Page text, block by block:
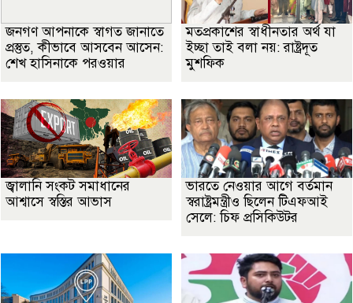
জনগণ আপনাকে স্বাগত জানাতে
প্রস্তুত, কীভাবে আসবেন আসেন:
শেখ হাসিনাকে পরওয়ার
মতপ্রকাশের স্বাধীনতার অর্থ যা
ইচ্ছা তাই বলা নয়: রাষ্ট্রদূত
মুশফিক
জ্বালানি সংকট সমাধানের
আশ্বাসে স্বস্তির আভাস
ভারতে নেওয়ার আগে বর্তমান
স্বরাষ্ট্রমন্ত্রীও ছিলেন টিএফআই
সেলে: চিফ প্রসিকিউটর